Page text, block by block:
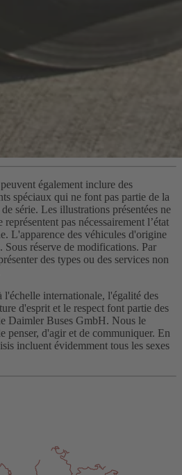
également inclure des
spéciaux qui ne font pas partie de la
série. Les illustrations présentées ne
pas nécessairement l’état
L'apparence des véhicules d'origine
réserve de modifications. Par
des types ou des services non
l'échelle internationale, l'égalité des
d'esprit et le respect font partie des
Daimler Buses GmbH. Nous le
penser, d'agir et de communiquer. En
incluent évidemment tous les sexes